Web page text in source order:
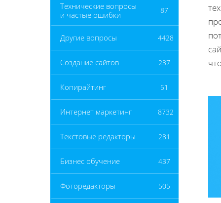
Технические вопросы
и частые ошибки
87
Другие вопросы 4428
Создание сайтов 237
Копирайтинг 51
Интернет маркетинг 8732
Текстовые редакторы 281
Бизнес обучение 437
Фоторедакторы 505